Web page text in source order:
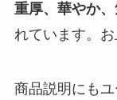
重厚、華やか
れています。
商品説明にも